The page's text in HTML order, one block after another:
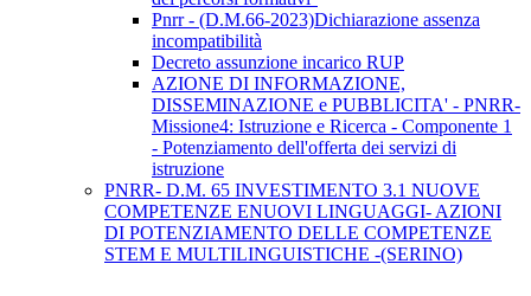
Pnrr - (D.M.66-2023)Dichiarazione assenza
incompatibilità
Decreto assunzione incarico RUP
AZIONE DI INFORMAZIONE,
DISSEMINAZIONE e PUBBLICITA' - PNRR-
Missione4: Istruzione e Ricerca - Componente 1
- Potenziamento dell'offerta dei servizi di
istruzione
PNRR- D.M. 65 INVESTIMENTO 3.1 NUOVE
COMPETENZE ENUOVI LINGUAGGI- AZIONI
DI POTENZIAMENTO DELLE COMPETENZE
STEM E MULTILINGUISTICHE -(SERINO)